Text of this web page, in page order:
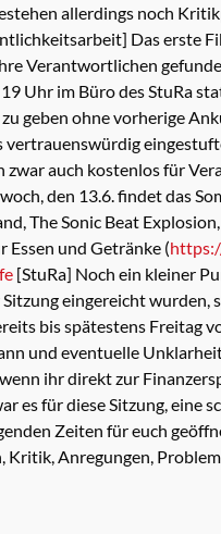
allerdings noch
Das erste
Verantwortlichen
Uhr im Büro des StuRa
geben ohne vorherige
auch kostenlos für
den 13.6. findet das
The Sonic Beat
und Getränke (
[StuRa] Noch ein kleiner
eingereicht wurden,
bis spätestens Freitag
und eventuelle
ihr direkt zur
für diese Sitzung, eine
Zeiten für euch
Anregungen,